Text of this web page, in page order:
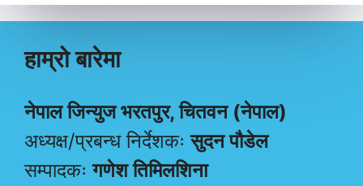
हाम्रो बारेमा
नेपाल जिन्युज भरतपुर, चितवन (नेपाल)
अध्यक्ष/प्रबन्ध निर्देशकःसुदन पौडेल
सम्पादकःगणेश तिमिलशिना